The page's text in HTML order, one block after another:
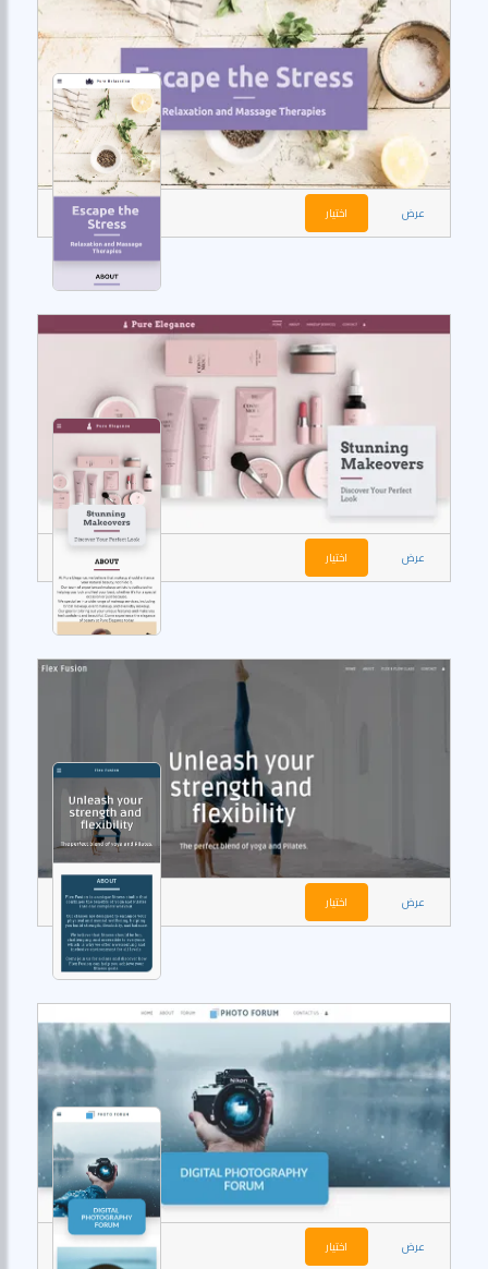
عرض اختيار
عرض اختيار
عرض اختيار
عرض اختيار